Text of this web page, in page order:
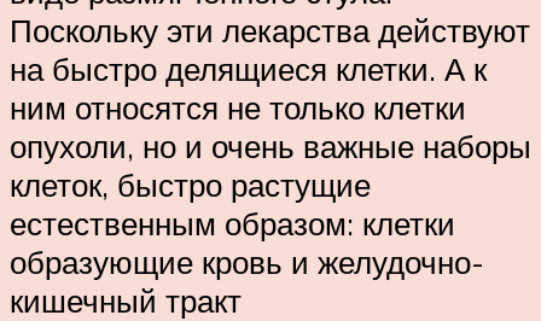
Поскольку эти лекарства действуют
на быстро делящиеся клетки. А к
ним относятся не только клетки
опухоли, но и очень важные наборы
клеток, быстро растущие
естественным образом: клетки
образующие кровь и желудочно-
кишечный тракт